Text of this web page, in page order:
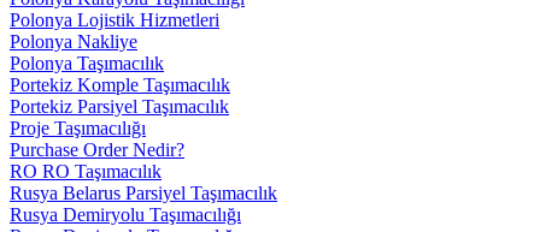
Polonya Lojistik Hizmetleri
Polonya Nakliye
Polonya Taşımacılık
Portekiz Komple Taşımacılık
Portekiz Parsiyel Taşımacılık
Proje Taşımacılığı
Purchase Order Nedir?
RO RO Taşımacılık
Rusya Belarus Parsiyel Taşımacılık
Rusya Demiryolu Taşımacılığı